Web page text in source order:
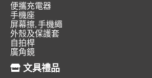
便攜充電器
手機座
屏幕擦, 手機繩
外殼及保護套
自拍桿
廣角鏡
文具禮品